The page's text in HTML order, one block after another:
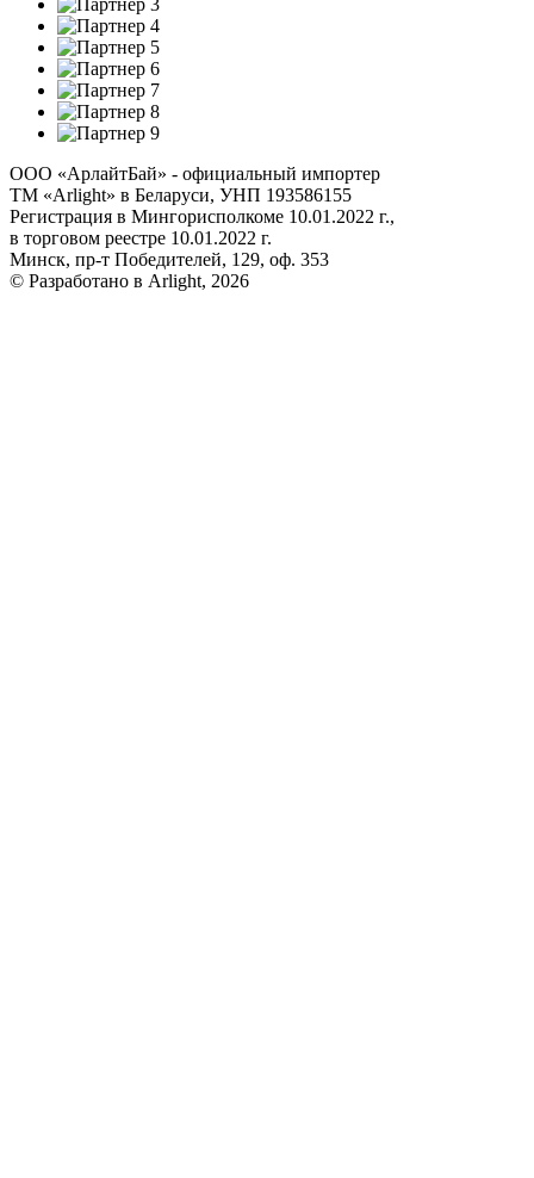
ООО «АрлайтБай» - официальный импортер
ТМ «Arlight» в Беларуси, УНП 193586155
Регистрация в Мингорисполкоме 10.01.2022 г.,
в торговом реестре 10.01.2022 г.
Минск, пр-т Победителей, 129, оф. 353
© Разработано в Arlight, 2026